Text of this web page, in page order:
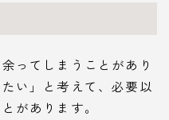
ってしまうことがあり
い」と考えて、必要以
があります。